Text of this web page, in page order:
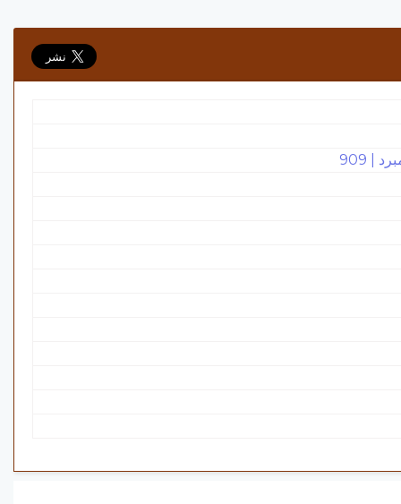
909